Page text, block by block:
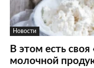
Новости
В этом есть
молочной